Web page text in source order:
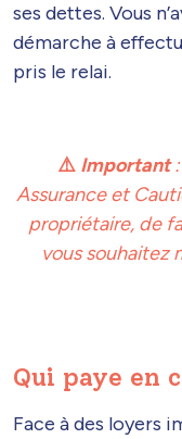
ses dettes. Vous
démarche à
pris le relai.
⚠️ Important:
Assurance et
propriétaire, de
vous souhaitez
Qui paye en
Face à des loyers